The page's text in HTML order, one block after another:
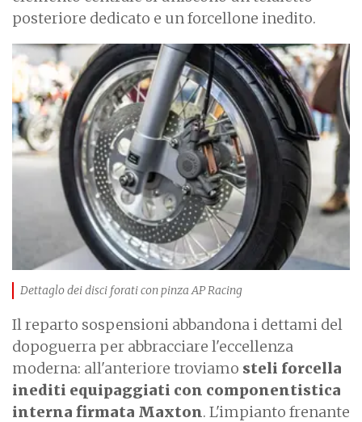
posteriore dedicato e un forcellone inedito.
I
m
a
g
e
Dettaglo dei disci forati con pinza AP Racing
Il reparto sospensioni abbandona i dettami del
dopoguerra per abbracciare l'eccellenza
moderna: all'anteriore troviamo steli forcella
inediti equipaggiati con componentistica
interna firmata Maxton. L'impianto frenante